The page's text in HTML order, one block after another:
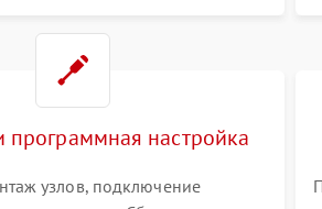
программная настройка
узлов, подключение